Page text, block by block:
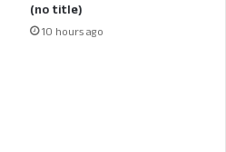
(no title)
10 hours ago